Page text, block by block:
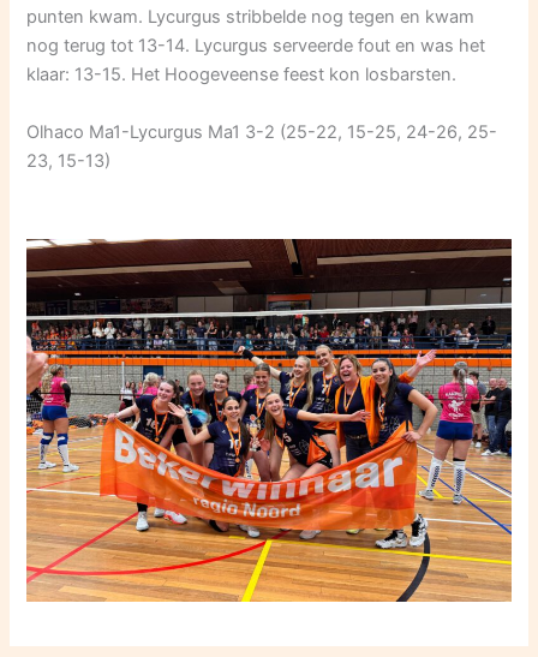
punten kwam. Lycurgus stribbelde nog tegen en kwam
nog terug tot 13-14. Lycurgus serveerde fout en was het
klaar: 13-15. Het Hoogeveense feest kon losbarsten.
Olhaco Ma1-Lycurgus Ma1 3-2 (25-22, 15-25, 24-26, 25-
23, 15-13)